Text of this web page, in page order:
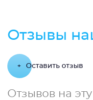
Отзывы
+ Оставить отзыв
Отзывов на эту